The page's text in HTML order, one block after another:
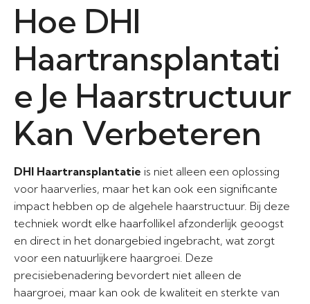
Hoe DHI
Haartransplantati
e Je Haarstructuur
Kan Verbeteren
DHI Haartransplantatie is niet alleen een oplossing
voor haarverlies, maar het kan ook een significante
impact hebben op de algehele haarstructuur. Bij deze
techniek wordt elke haarfollikel afzonderlijk geoogst
en direct in het donargebied ingebracht, wat zorgt
voor een natuurlijkere haargroei. Deze
precisiebenadering bevordert niet alleen de
haargroei, maar kan ook de kwaliteit en sterkte van